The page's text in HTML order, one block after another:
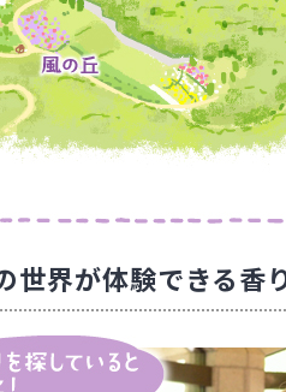
世界が体験できる香